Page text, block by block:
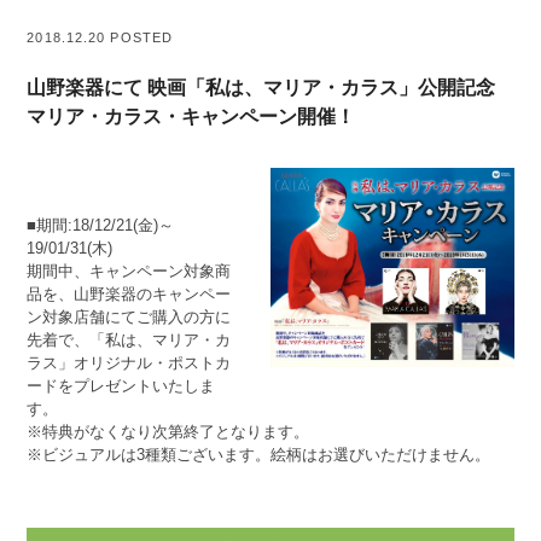
2018.12.20 POSTED
山野楽器にて 映画「私は、マリア・カラス」公開記念
マリア・カラス・キャンペーン開催！
■期間:18/12/21(金)～
19/01/31(木)
期間中、キャンペーン対象商
品を、山野楽器のキャンペー
ン対象店舗にてご購入の方に
先着で、「私は、マリア・カ
ラス」オリジナル・ポストカ
ードをプレゼントいたしま
す。
※特典がなくなり次第終了となります。
※ビジュアルは3種類ございます。絵柄はお選びいただけません。